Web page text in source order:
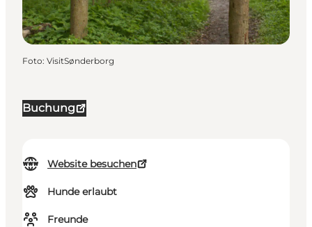
Buchung
Website besuchen
Hunde erlaubt
Freunde
Foto: VisitSønderborg